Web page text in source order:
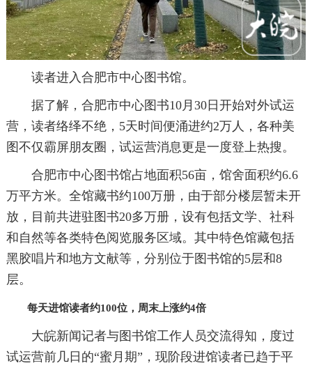
读者进入合肥市中心图书馆。
据了解，合肥市中心图书10月30日开始对外试运
营，读者络绎不绝，5天时间便涌进约2万人，各种美
图不仅霸屏朋友圈，试运营消息更是一度登上热搜。
合肥市中心图书馆占地面积56亩，馆舍面积约6.6
万平方米。全馆藏书约100万册，由于部分楼层暂未开
放，目前共进驻图书20多万册，设有包括文学、社科
和自然等各类特色阅览服务区域。其中特色馆藏包括
黑胶唱片和地方文献等，分别位于图书馆的5层和8
层。
每天进馆读者约100位，周末上涨约4倍
大皖新闻记者与图书馆工作人员交流得知，度过
试运营前几日的“蜜月期”，现阶段进馆读者已趋于平